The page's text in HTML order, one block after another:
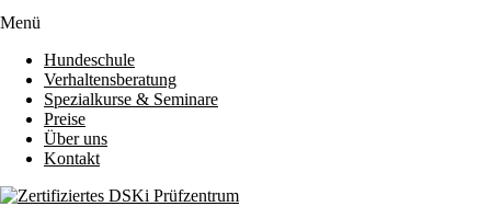
Menü
Hundeschule
Verhaltensberatung
Spezialkurse & Seminare
Preise
Über uns
Kontakt